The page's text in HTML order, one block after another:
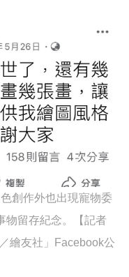
創作外也出現寵物委
物留存紀念。【記者
繪友社」Facebook公